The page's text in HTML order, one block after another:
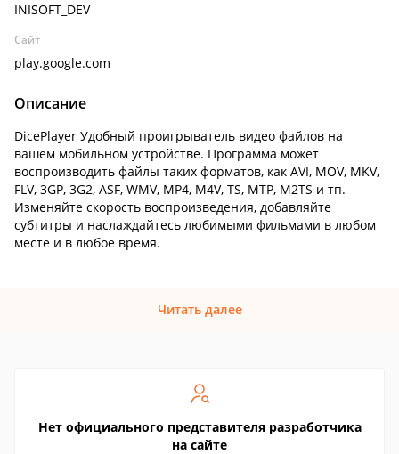
INISOFT_DEV
Сайт
play.google.com
Описание
DicePlayer Удобный проигрыватель видео файлов на
вашем мобильном устройстве. Программа может
воспроизводить файлы таких форматов, как AVI, MOV, MKV,
FLV, 3GP, 3G2, ASF, WMV, MP4, M4V, TS, MTP, M2TS и тп.
Изменяйте скорость воспроизведения, добавляйте
субтитры и наслаждайтесь любимыми фильмами в любом
месте и в любое время.
Читать далее
Нет официального представителя разработчика
на сайте